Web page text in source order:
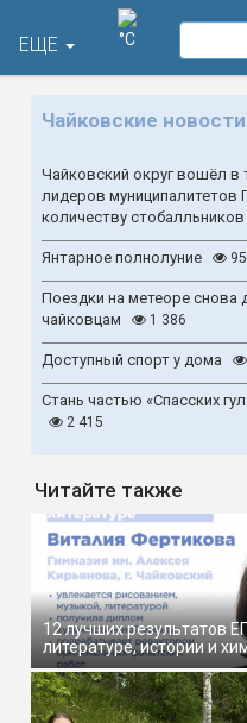
ЕЩЕ °C
Чайковские новости
Чайковский округ вошёл в
лидеров муниципалитетов
количеству
Янтарное полнолуние
Поездки на метеоре снова
чайковцам
1 386
Доступный спорт у дома
Стань частью «Спасских
2 415
Читайте также
12 лучших результатов
литературе, истории и